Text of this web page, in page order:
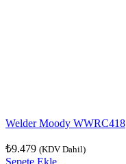
Welder Moody WWRC418
₺9.479 (KDV Dahil)
Sepete Ekle